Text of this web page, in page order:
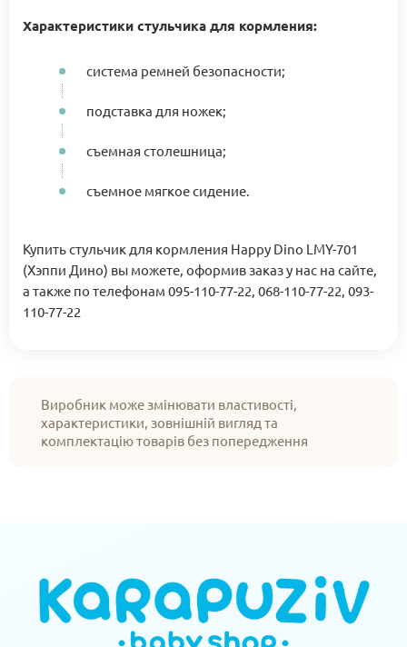
Характеристики стульчика для кормления:
система ремней безопасности;
подставка для ножек;
съемная столешница;
съемное мягкое сидение.
Купить стульчик для кормления Happy Dino LMY-701
(Хэппи Дино) вы можете, оформив заказ у нас на сайте,
а также по телефонам 095-110-77-22, 068-110-77-22, 093-
110-77-22
Виробник може змінювати властивості,
характеристики, зовнішній вигляд та
комплектацію товарів без попередження